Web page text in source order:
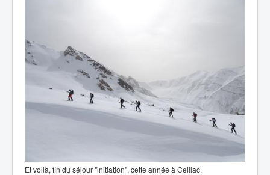
Et voilà, fin du séjour "initiation", cette année à Ceillac.